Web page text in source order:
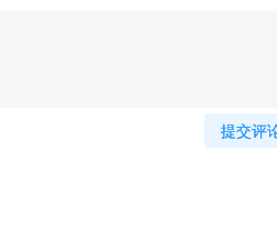
提交评